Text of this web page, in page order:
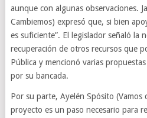
aunque con algunas observaciones.
Cambiemos) expresó que, si bien
es suficiente”. El legislador señaló la
recuperación de otros recursos que
Pública y mencionó varias
por su bancada.
Por su parte, Ayelén Spósito (Vamos
proyecto es un paso necesario para